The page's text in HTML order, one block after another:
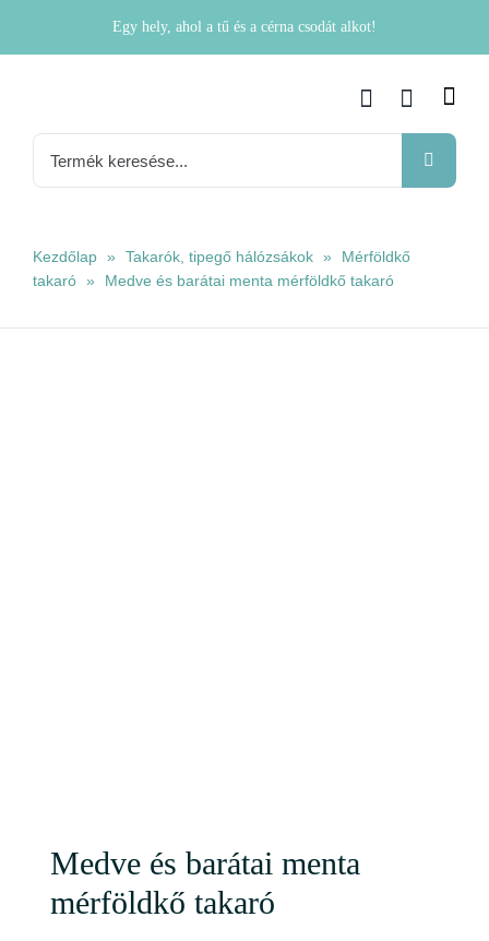
Egy hely, ahol a tű és a cérna csodát alkot!
Kezdőlap » Takarók, tipegő hálózsákok »
Mérföldkő
takaró » Medve és barátai menta mérföldkő takaró
Medve és barátai menta
mérföldkő takaró